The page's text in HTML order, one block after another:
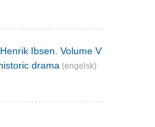
Ibsen. Volume V : Emperor
drama (engelsk)